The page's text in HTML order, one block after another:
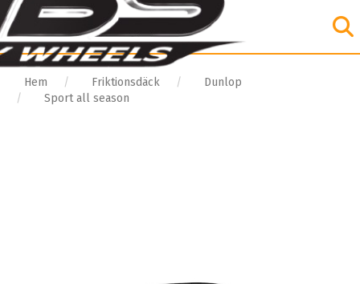
Hem Friktionsdäck
Dunlop
Sport all season